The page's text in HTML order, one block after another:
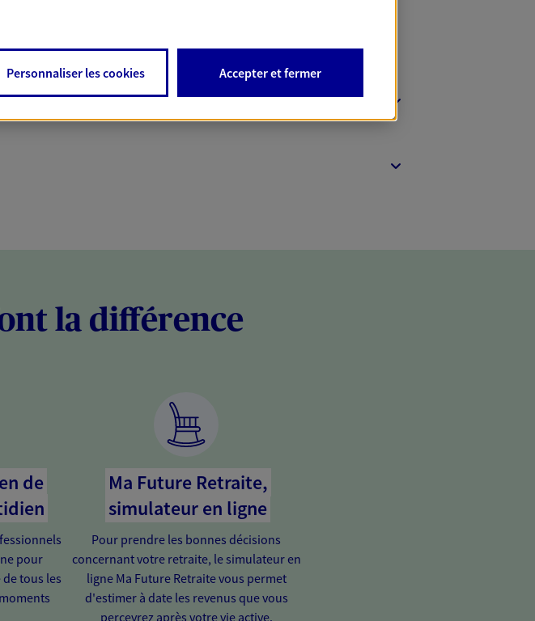
la différence
de
pour
tous les
Ma Future Retraite,
simulateur en ligne
Pour prendre les bonnes décisions
concernant votre retraite, le simulateur en
ligne Ma Future Retraite vous permet
d'estimer à date les revenus que vous
percevrez après votre vie active.
Personnaliser les cookies Accepter et fermer